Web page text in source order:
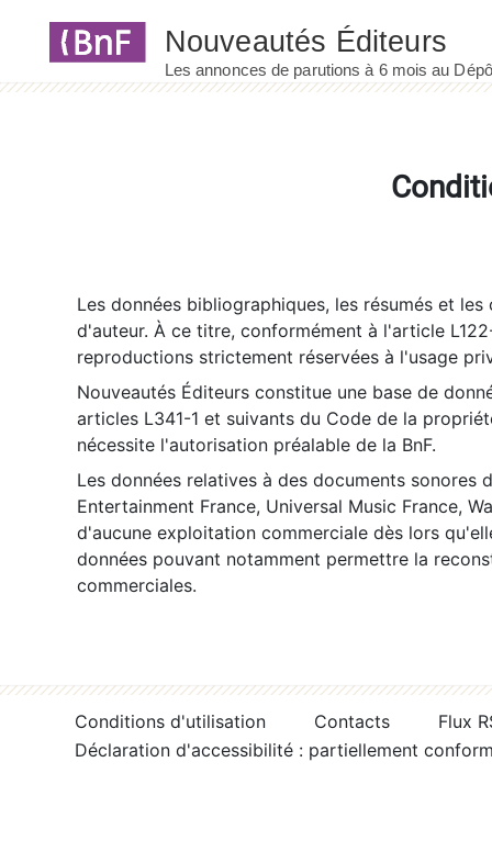
Les données bibliographiques, les résumés et
d'auteur. À ce titre, conformément à l'article
reproductions strictement réservées à l'usage
Nouveautés Éditeurs constitue une base de
articles L341-1 et suivants du Code de la
nécessite l'autorisation préalable de la BnF.
Les données relatives à des documents sonores
Entertainment France, Universal Music France,
d'aucune exploitation commerciale dès lors
données pouvant notamment permettre la
commerciales.
Conditions d'utilisation Contacts
Flux
Déclaration d'accessibilité : partiellement